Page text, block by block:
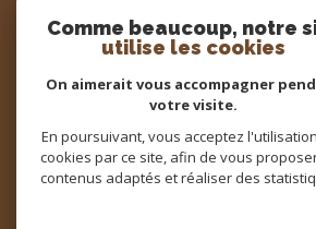
Adhérents
Comme beaucoup, notre
utilise les cookies
On aimerait vous accompagner
votre visite.
En poursuivant, vous acceptez
cookies par ce site, afin de vous
contenus adaptés et réaliser des